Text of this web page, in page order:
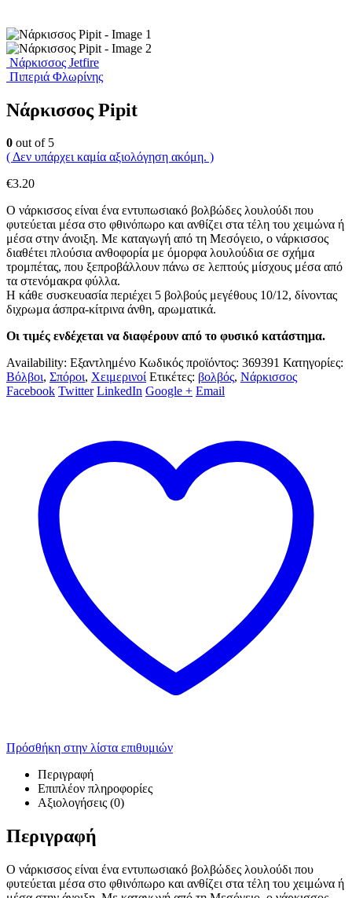
Νάρκισσος Jetfire
Πιπεριά Φλωρίνης
Νάρκισσος Pipit
0 out of 5
( Δεν υπάρχει καμία αξιολόγηση ακόμη. )
€3.20
Ο νάρκισσος είναι ένα εντυπωσιακό βολβώδες λουλούδι που
φυτεύεται μέσα στο φθινόπωρο και ανθίζει στα τέλη του χειμώνα ή
μέσα στην άνοιξη. Με καταγωγή από τη Μεσόγειο, ο νάρκισσος
διαθέτει πλούσια ανθοφορία με όμορφα λουλούδια σε σχήμα
τρομπέτας, που ξεπροβάλλουν πάνω σε λεπτούς μίσχους μέσα από
τα στενόμακρα φύλλα.
Η κάθε συσκευασία περιέχει 5 βολβούς μεγέθους 10/12, δίνοντας
διχρωμα άσπρα-κίτρινα άνθη, αρωματικά.
Οι τιμές ενδέχεται να διαφέρουν από το φυσικό κατάστημα.
Availability: Εξαντλημένο Κωδικός προϊόντος: 369391 Κατηγορίες:
Βόλβοι, Σπόροι, Χειμερινοί Ετικέτες: βολβός, Νάρκισσος
Facebook Twitter LinkedIn Google + Email
Πρόσθήκη στην λίστα επιθυμιών
Περιγραφή
Επιπλέον πληροφορίες
Αξιολογήσεις (0)
Περιγραφή
Ο νάρκισσος είναι ένα εντυπωσιακό βολβώδες λουλούδι που
φυτεύεται μέσα στο φθινόπωρο και ανθίζει στα τέλη του χειμώνα ή